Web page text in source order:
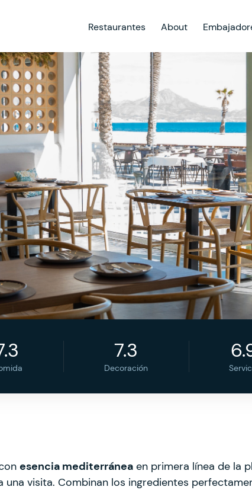
Restaurantes About
7.3
Decoración
esencia mediterránea en primera línea de la
una visita. Combinan los ingredientes